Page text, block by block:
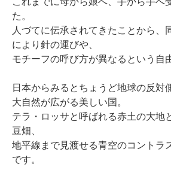
た。
人づてに伝承されてきたことから、
により針の運びや、
モチーフの呼び方が異なるという自
日本からみるとちょうど地球の反対
大自然が広がる美しい国。
テラ・ロッサと呼ばれる赤土の大地
豆畑、
地平線まで見渡せる青空のコントラ
です。